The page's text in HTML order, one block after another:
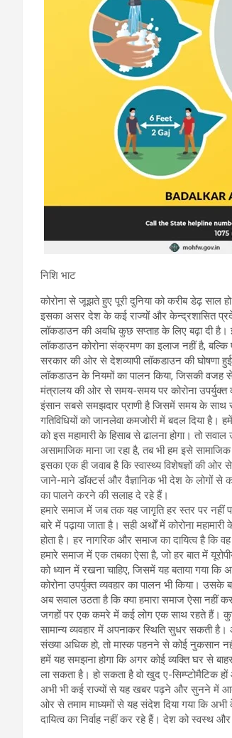
निशि भाट
कोरोना से जूझते हुए पूरी दुनिया को करीब डेढ़ साल
इसका असर देश के कई राज्यों और केन्द्रशासित
लॉकडाउन की अवधि कुछ सप्ताह के लिए बढ़ा दी है।
लॉकडाउन कोरोना संक्रमण का इलाज नहीं है,
सरकार की ओर से देशव्यापी लॉकडाउन की घोषणा
लॉकडाउन के नियमों का पालन किया, जिसकी वजह
मंत्रालय की ओर से समय-समय पर कोरोना उपर्युक्त
इंसान सबसे समझदार प्राणी है जिसमें समय के साथ
गतिविधियों को जानलेवा कमजोरी में बदल दिया
को इस महामारी के हिसाब से ढालना होगा। तो
असामाजिक माना जा रहा है, तब भी हम इसे
इसका एक ही जवाब है कि स्वास्थ्य विशेषज्ञों की
जाने-माने डॉक्टर्स और वैज्ञानिक भी देश के लोगों
का पालने करने की सलाह दे रहे हैं।
हमारे समाज में जब तक यह जागृति हर स्तर पर नहीं
बारे में पढ़ाया जाता है। सही अर्थों में कोरोना
होता है। हर नागरिक और समाज का दायित्व है कि
हमारे समाज में एक तबका ऐसा है, जो हर बात में
को ध्यान में रखना चाहिए, जिसमें यह बताया गया
कोरोना उपर्युक्त व्यवहार का पालन भी किया।
अब सवाल उठता है कि क्या हमारा समाज ऐसा नहीं
जगहों पर एक कमरे में कई लोग एक साथ रहते हैं। कुछ
सामान्य व्यवहार में अपनाकर स्थिति सुधर सकती
संख्या अधिक हो, तो मास्क पहनने से कोई नुकसान
हमें यह समझना होगा कि अगर कोई व्यक्ति घर से
ला सकता है। हो सकता है वो खुद ए-सिम्प्टोमैटिक
अभी भी कई राज्यों से यह खबर पढ़ने और सुनने में
ओर से तमाम माध्यमों से यह संदेश दिया गया कि
दायित्व का निर्वाह नहीं कर रहे हैं। देश को स्वस्थ